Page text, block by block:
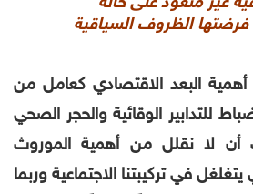
فرضتها الظروف السياقية
أهمية البعد الاقتصادي كعامل من
للتدابير الوقائية والحجر الصحي
أن لا نقلل من أهمية الموروث
في تركيبتنا الاجتماعية وربما